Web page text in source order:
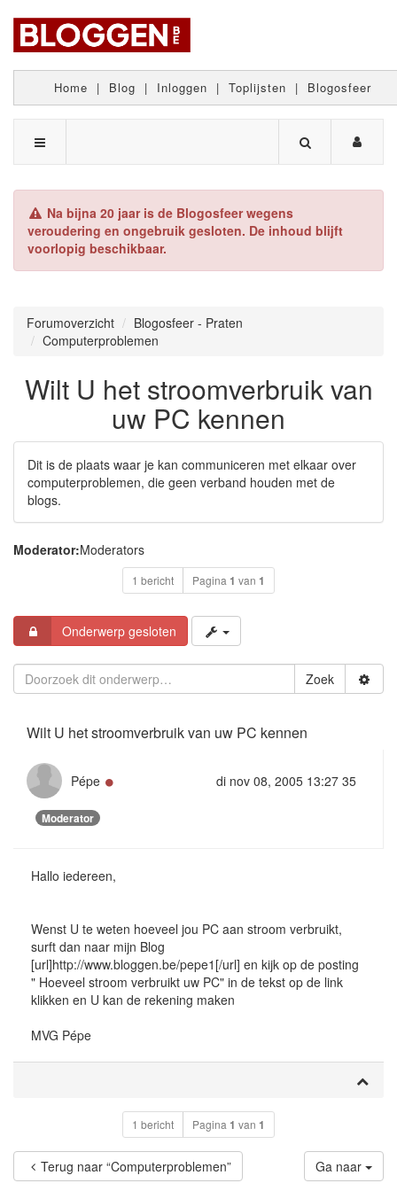
Home | Blog | Inloggen | Toplijsten | Blogosfeer
Na bijna 20 jaar is de Blogosfeer wegens
veroudering en ongebruik gesloten. De inhoud blijft
voorlopig beschikbaar.
Forumoverzicht
Blogosfeer - Praten
Computerproblemen
Wilt U het stroomverbruik van
uw PC kennen
Dit is de plaats waar je kan communiceren met elkaar over
computerproblemen, die geen verband houden met de
blogs.
Moderator:Moderators
1 bericht Pagina 1 van 1
Onderwerp gesloten
Zoek
Wilt U het stroomverbruik van uw PC kennen
Pépe
Moderator
di nov 08, 2005 13:27 35
Hallo iedereen,
Wenst U te weten hoeveel jou PC aan stroom verbruikt,
surft dan naar mijn Blog
[url]http://www.bloggen.be/pepe1[/url] en kijk op de posting
" Hoeveel stroom verbruikt uw PC" in de tekst op de link
klikken en U kan de rekening maken
MVG Pépe
1 bericht Pagina 1 van 1
Terug naar “Computerproblemen” Ga naar